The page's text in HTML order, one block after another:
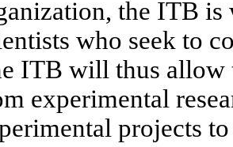
the ITB is
who seek to
ITB will thus allow
experimental
projects